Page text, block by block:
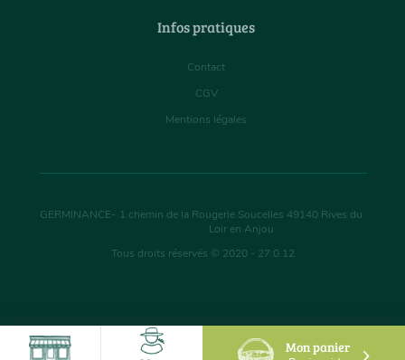
Mon panier
Infos pratiques
Contact
CGV
Mentions légales
GERMINANCE- 1 chemin de la Rougerie Soucelles 49140 Rives du
Loir en Anjou
Tous droits réservés © 2020 - 27.0.12